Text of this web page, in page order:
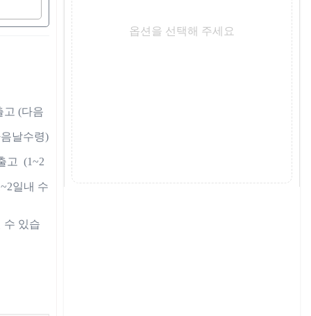
고 (다음
날수령)
고  (1~2
일내 수
수 있습
옵션을 선택해 주세요